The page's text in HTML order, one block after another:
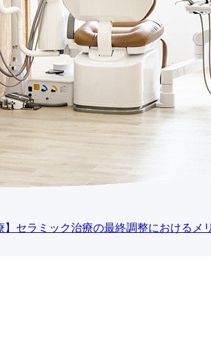
セラミック治療の最終調整におけるメ